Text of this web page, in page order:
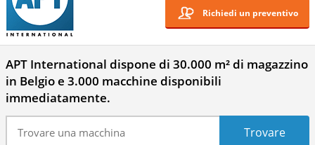
Richiedi un preventivo
APT International dispone di 30.000 m² di magazzino
in Belgio e 3.000 macchine disponibili
immediatamente.